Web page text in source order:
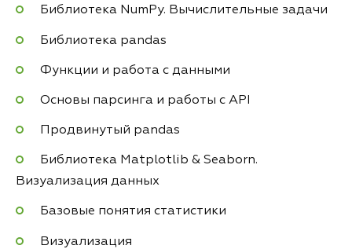
Библиотека NumPy. Вычислительные задачи
Библиотека pandas
Функции и работа с данными
Основы парсинга и работы с API
Продвинутый pandas
Библиотека Matplotlib & Seaborn.
Визуализация данных
Базовые понятия статистики
Визуализация